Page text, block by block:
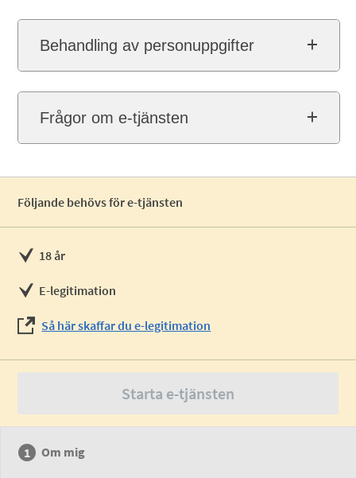
Behandling av personuppgifter
Frågor om e-tjänsten
Följande behövs för e-tjänsten
18 år
E-legitimation
Så här skaffar du e-legitimation
Starta e-tjänsten
Om mig